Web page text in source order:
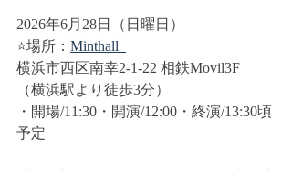
2026年6月28日（日曜日）
⭐️場所： Minthall
横浜市西区南幸2-1-22 相鉄Movil3F
（横浜駅より徒歩3分）
・開場/11:30・開演/12:00・終演/13:30頃
予定